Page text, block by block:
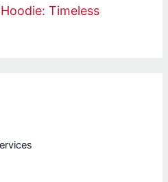
Timeless